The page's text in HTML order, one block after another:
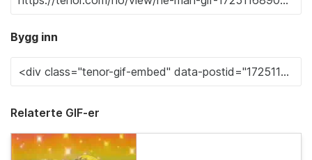
Bygg inn
Relaterte GIF-er